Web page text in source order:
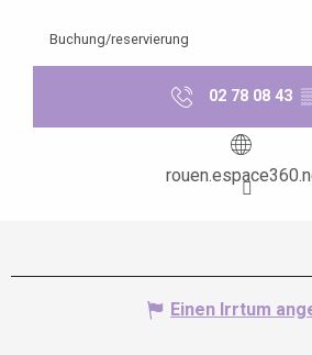
Buchung/reservierung
02 78 08 43
Einen Irrtum